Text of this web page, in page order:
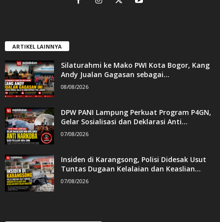
ARTIKEL LAINNYA
Silaturahmi ke Mako PWI Kota Bogor, Kang
Andy Jualan Gagasan sebagai...
08/08/2026
DPW PANI Lampung Perkuat Program P4GN,
Gelar Sosialisasi dan Deklarasi Anti...
07/08/2026
Insiden di Karangsong, Polisi Didesak Usut
Tuntas Dugaan Kelalaian dan Keaslian...
07/08/2026